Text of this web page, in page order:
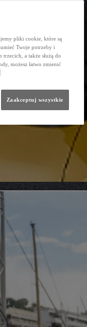
pliki cookie, które są
Twoje potrzeby i
a także służą do
możesz łatwo zmienić
Zaakceptuj wszystkie